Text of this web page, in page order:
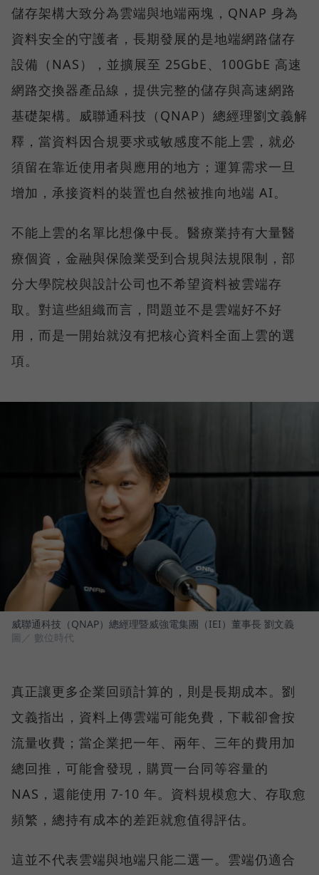
儲存架構大致分為雲端與地端兩塊，QNAP 身為
資料安全的守護者，長期發展的是地端網路儲存
設備（NAS），並擴展至 25GbE、100GbE 高速
網路交換器產品線，提供完整的儲存與高速網路
基礎架構。威聯通科技（QNAP）總經理劉文義解
釋，當資料因合規要求或敏感度不能上雲，就必
須留在靠近使用者與應用的地方；運算需求一旦
增加，承接資料的裝置也自然被推向地端 AI。
不能上雲的名單比想像中長。醫療業持有大量醫
療個資，金融與保險業受到合規與法規限制，部
分大學院校與設計公司也不希望資料被雲端存
取。對這些組織而言，問題並不是雲端好不好
用，而是一開始就沒有把核心資料全面上雲的選
項。
威聯通科技（QNAP）總經理暨威強電集團（IEI）董事長 劉文義
圖／ 數位時代
真正讓更多企業回頭計算的，則是長期成本。劉
文義指出，資料上傳雲端可能免費，下載卻會按
流量收費；當企業把一年、兩年、三年的費用加
總回推，可能會發現，購買一台同等容量的
NAS，還能使用 7-10 年。資料規模愈大、存取愈
頻繁，總持有成本的差距就愈值得評估。
這並不代表雲端與地端只能二選一。雲端仍適合